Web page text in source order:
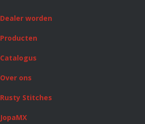
Dealer worden
Producten
Catalogus
Over ons
Rusty Stitches
JopaMX